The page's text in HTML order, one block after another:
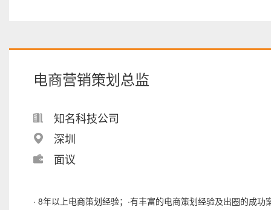
电商营销策划总监
知名科技公司
深圳
面议
· 8年以上电商策划经验；·有丰富的电商策划经验及出圈的成功